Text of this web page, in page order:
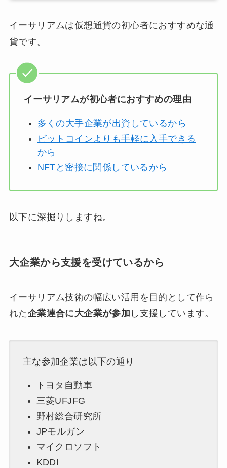
イーサリアムは仮想通貨の初心者におすすめな通
貨です。
イーサリアムが初心者におすすめの理由
多くの大手企業が出資しているから
ビットコインよりも手軽に入手できる
から
NFTと密接に関係しているから
以下に深掘りしますね。
大企業から支援を受けているから
イーサリアム技術の幅広い活用を目的として作ら
れた企業連合に大企業が参加 し支援しています。
主な参加企業は以下の通り
トヨタ自動車
三菱UFJFG
野村総合研究所
JPモルガン
マイクロソフト
KDDI